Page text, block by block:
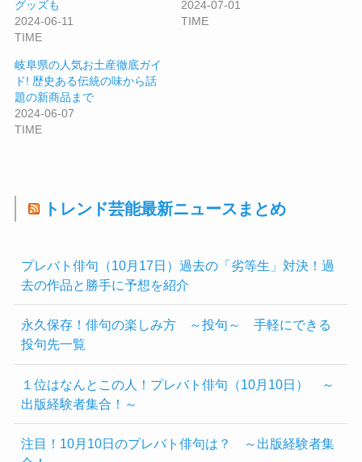
グッズも
2024-06-11
TIME
2024-07-01
TIME
岐阜県の人気お土産徹底ガイ
ド! 歴史ある伝統の味から話
題の新商品まで
2024-06-07
TIME
トレンド芸能最新ニュースまとめ
プレバト俳句（10月17日）過去の「劣等生」対決！過
去の作品と勝手に予想を紹介
永久保存！俳句の楽しみ方 ～投句～ 手軽にできる
投句先一覧
１位はなんとこの人！プレバト俳句（10月10日） ～
出版経験者集合！～
注目！10月10日のプレバト俳句は？ ～出版経験者集